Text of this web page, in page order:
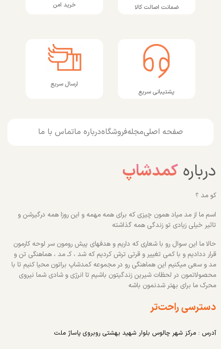
ضمانت اصالت کالا خرید امن
پشتیبانی سریع
ارسال سریع
صفحه اصلیمجلهفروشگاهدرباره ماتماس با ما
درباره کمدشاپ
کو مد ؟
اسم ما از مد میاد همون چیزی که برای همه مهمه و این روزا همه درگیرشن و
تاثیر خیلی زیادی تو زندگی همه گذاشته
حالا ما این سوال رو با شعاری که داریم و هدفهای پیش رومون سر لوحه کارمون
قرار ددادیم و با کمی تغییر و قرتی ترش کردیم که شد ، کـ مد ، هماهنگی تن و
مد و سعی میکنیم این هماهنگی رو در مجموعه کمدشاپ براتون محیا کنیم تا با
محصولاتمون در لحظات شیرین زندگیتون باشیم تا انرژی و شادی شما نیروی
محرک ما برای بهتر شدنمون باشه
دسترسی راحت‌تر
آدرس : مرکز شهر چالوس بلوار شهید بهشتی روبروی پاساژ ملت